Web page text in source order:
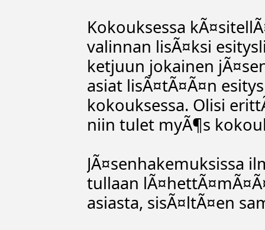
Kokouksessa
valinnan lisÃ¤ksi
ketjuun jokainen
asiat lisÃ¤tÃ¤Ã¤n
kokouksessa. Olisi
niin tulet myÃ¶s
JÃ¤senhakemuksissa
tullaan
asiasta, sisÃ¤ltÃ¤en